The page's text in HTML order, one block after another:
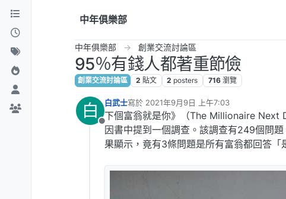
跳到內容
中年俱樂部
中年俱樂部 創業交流討論區
95％有錢人都著重節儉
創業交流討論區 2 貼文 2 posters 716 瀏覽
白
離線
白武士寫於 2021年9月9日 上午7:03
最後由 編輯
下個富翁就是你》（The Millionaire Next
因書中提到一個調查。該調查有249個問
果顯示，竟有3條問題是所有富翁都回答「